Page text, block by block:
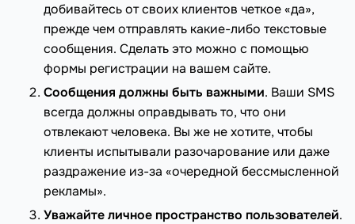
добивайтесь от своих клиентов четкое «да»,
прежде чем отправлять какие-либо текстовые
сообщения. Сделать это можно с помощью
формы регистрации на вашем сайте.
Сообщения должны быть важными. Ваши SMS
всегда должны оправдывать то, что они
отвлекают человека. Вы же не хотите, чтобы
клиенты испытывали разочарование или даже
раздражение из-за «очередной бессмысленной
рекламы».
Уважайте личное пространство пользователей.